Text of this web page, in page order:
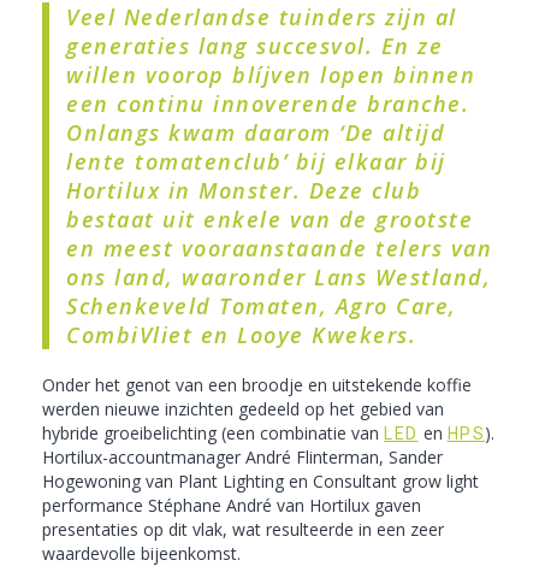
Veel Nederlandse tuinders zijn al
generaties lang succesvol. En ze
willen voorop blíjven lopen binnen
een continu innoverende branche.
Onlangs kwam daarom ‘De altijd
lente tomatenclub’ bij elkaar bij
Hortilux in Monster. Deze club
bestaat uit enkele van de grootste
en meest vooraanstaande telers van
ons land, waaronder Lans Westland,
Schenkeveld Tomaten, Agro Care,
CombiVliet en Looye Kwekers.
Onder het genot van een broodje en uitstekende koffie
werden nieuwe inzichten gedeeld op het gebied van
hybride groeibelichting (een combinatie van
LED en HPS).
Hortilux-accountmanager André Flinterman, Sander
Hogewoning van Plant Lighting en Consultant grow light
performance Stéphane André van Hortilux gaven
presentaties op dit vlak, wat resulteerde in een zeer
waardevolle bijeenkomst.